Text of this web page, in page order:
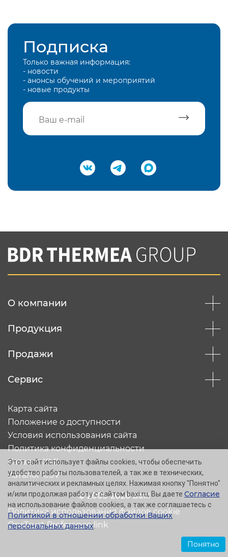
Подписка
Только важная информация:
- новости
- анонсы обучений и мероприятий
- новые продукты
Подтвердить e-mail
Вы соглашаетесь с нашей политикой
конфеденциальности
О компании
Продукция
Продажи
Сервис
© 2005-2026 Baxi
Карта сайта
Положение о доступности
Условия использования сайта
Политика конфиденциальности
Каталог XML
Каталог CSV
Политика использования файлов cookie
OneTrust Preference link
Этот сайт использует файлы cookies, чтобы обеспечить
удобство работы пользователей, а так же в технических,
аналитических и рекламных целях. Нажимая кнопку "Понятно"
и/или продолжая работу с сайтом baxi.ru, Вы даете Согласие
на использование файлов cookies, а так же соглашаетесь с
Политикой в отношении обработки Ваших
персональных данных.
Понятно